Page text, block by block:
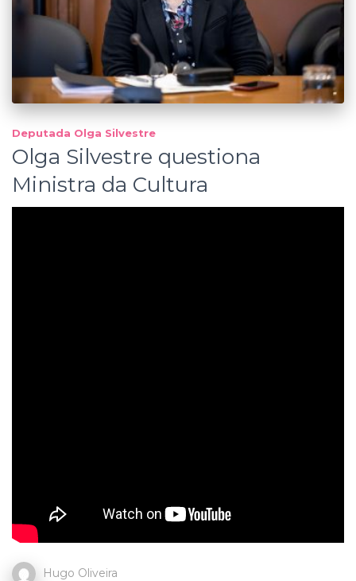
Deputada Olga Silvestre
Olga Silvestre questiona
Ministra da Cultura
Hugo Oliveira